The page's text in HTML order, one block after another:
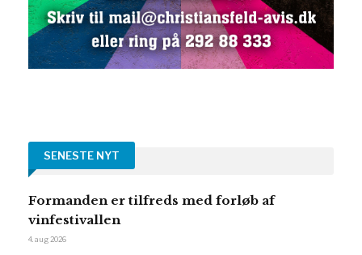
SENESTE NYT
Formanden er tilfreds med forløb af
vinfestivallen
4. aug 2026